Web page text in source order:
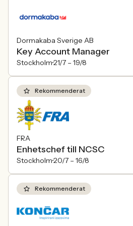
Dormakaba Sverige AB
Key Account Manager
Stockholm21/7 – 19/8
Rekommenderat
FRA
Enhetschef till NCSC
Stockholm20/7 – 16/8
Rekommenderat